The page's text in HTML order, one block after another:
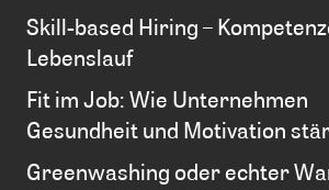
Skill-based Hiring –
Lebenslauf
Fit im Job: Wie Unternehmen
Gesundheit und Motivation
Greenwashing oder echter